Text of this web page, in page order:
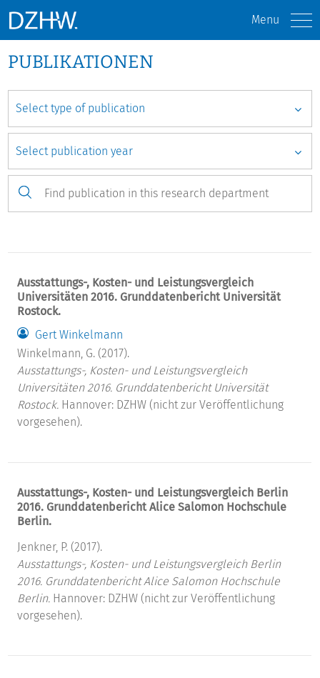
Menu
PUBLIKATIONEN
Ausstattungs-, Kosten- und Leistungsvergleich
Universitäten 2016. Grunddatenbericht Universität
Rostock.
Gert Winkelmann
Winkelmann, G. (2017).
Ausstattungs-, Kosten- und Leistungsvergleich
Universitäten 2016. Grunddatenbericht Universität
Rostock. Hannover: DZHW (nicht zur Veröffentlichung
vorgesehen).
Ausstattungs-, Kosten- und Leistungsvergleich Berlin
2016. Grunddatenbericht Alice Salomon Hochschule
Berlin.
Jenkner, P. (2017).
Ausstattungs-, Kosten- und Leistungsvergleich Berlin
2016. Grunddatenbericht Alice Salomon Hochschule
Berlin. Hannover: DZHW (nicht zur Veröffentlichung
vorgesehen).